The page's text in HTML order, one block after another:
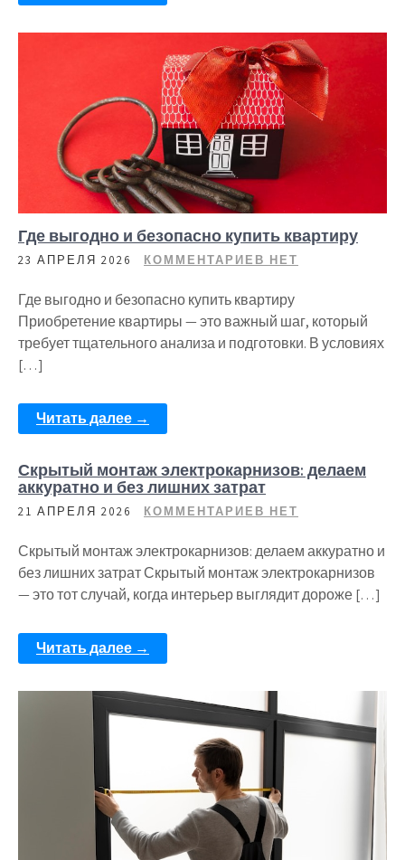
Где выгодно и безопасно купить квартиру
23 АПРЕЛЯ 2026 КОММЕНТАРИЕВ НЕТ
Где выгодно и безопасно купить квартиру
Приобретение квартиры — это важный шаг, который
требует тщательного анализа и подготовки. В условиях
[…]
Читать далее →
Скрытый монтаж электрокарнизов: делаем
аккуратно и без лишних затрат
21 АПРЕЛЯ 2026 КОММЕНТАРИЕВ НЕТ
Скрытый монтаж электрокарнизов: делаем аккуратно и
без лишних затрат Скрытый монтаж электрокарнизов
— это тот случай, когда интерьер выглядит дороже […]
Читать далее →